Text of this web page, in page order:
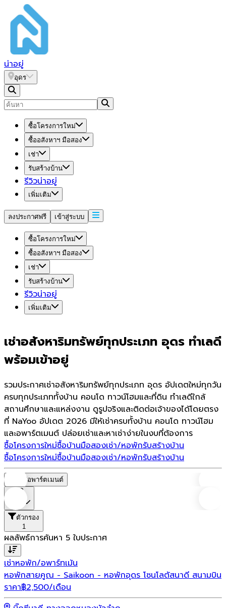
น่าอยู่
อุดร
ซื้อโครงการใหม่
ซื้ออสังหาฯ มือสอง
เช่า
รับสร้างบ้าน
รีวิวน่าอยู่
เพิ่มเติม
ลงประกาศฟรี เข้าสู่ระบบ
ซื้อโครงการใหม่
ซื้ออสังหาฯ มือสอง
เช่า
รับสร้างบ้าน
รีวิวน่าอยู่
เพิ่มเติม
เช่าอสังหาริมทรัพย์ทุกประเภท อุดร ทำเลดี
พร้อมเข้าอยู่
รวมประกาศเช่าอสังหาริมทรัพย์ทุกประเภท อุดร อัปเดตใหม่ทุกวัน
ครบทุกประเภททั้งบ้าน คอนโด ทาวน์โฮมและที่ดิน ทำเลดีใกล้
สถานศึกษาและแหล่งงาน ดูรูปจริงและติดต่อเจ้าของได้โดยตรง
ที่ NaYoo อัปเดต 2026 มีให้เช่าครบทั้งบ้าน คอนโด ทาวน์โฮม
และอพาร์ตเมนต์ ปล่อยเช่าและหาเช่าง่ายในงบที่ต้องการ
ซื้อโครงการใหม่ซื้อบ้านมือสองเช่า/หอพักรับสร้างบ้าน
ซื้อโครงการใหม่ซื้อบ้านมือสองเช่า/หอพักรับสร้างบ้าน
หอพัก/อพาร์ตเมนต์
ตัวกรอง
1
ผลลัพธ์การค้นหา 5 ใบประกาศ
เช่าหอพัก/อพาร์ทเม้น
หอพักสายคูณ - Saikoon - หอพักอุดร โซนโลตัสนาดี สนามบิน
ราคา฿2,500/เดือน